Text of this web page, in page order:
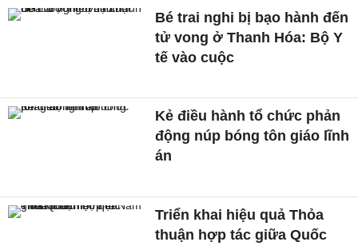
Bé trai nghi bị bạo hành đến
tử vong ở Thanh Hóa: Bộ Y
tế vào cuộc
Kẻ điều hành tổ chức phản
động núp bóng tôn giáo lĩnh
án
Triển khai hiệu quả Thỏa
thuận hợp tác giữa Quốc